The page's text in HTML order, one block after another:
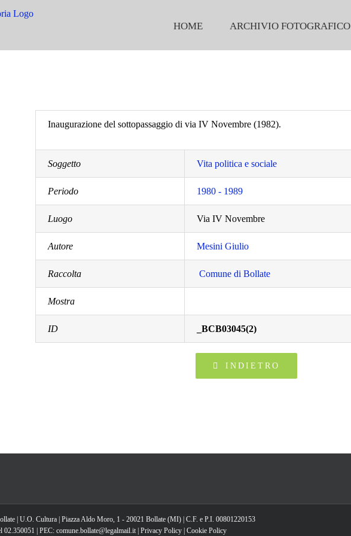
HOME ARCHIVIO FOTOGRAFICO
Inaugurazione del sottopassaggio di via IV Novembre (1982).
Soggetto Vita politica e sociale
Periodo 1980 - 1989
Luogo Via IV Novembre
Autore Mesini Giulio
Raccolta Comune di Bollate
Mostra
ID _BCB03045(2)
INDIETRO
| U.O. Cultura | Piazza Aldo Moro, 1 - 20021 Bollate (MI) | C.F. e P.I. 00801220153
02.350051 | PEC: comune.bollate@legalmail.it | Privacy Policy Cookie Policy